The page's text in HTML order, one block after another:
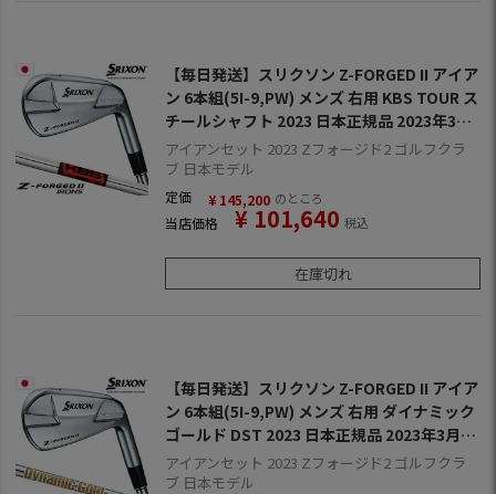
【毎日発送】スリクソン Z-FORGED II アイア
ン 6本組(5I-9,PW) メンズ 右用 KBS TOUR ス
チールシャフト 2023 日本正規品 2023年3月
発売 SRIXON
アイアンセット 2023 Zフォージド2 ゴルフクラ
ブ 日本モデル
定価 ¥ 145,200 のところ
当店価格 ¥ 101,640 税込
在庫切れ
【毎日発送】スリクソン Z-FORGED II アイア
ン 6本組(5I-9,PW) メンズ 右用 ダイナミック
ゴールド DST 2023 日本正規品 2023年3月発
売 SRIXON
アイアンセット 2023 Zフォージド2 ゴルフクラ
ブ 日本モデル